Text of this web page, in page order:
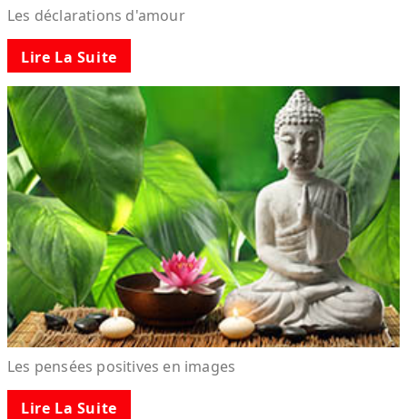
Les déclarations d'amour
Lire La Suite
Les pensées positives en images
Lire La Suite